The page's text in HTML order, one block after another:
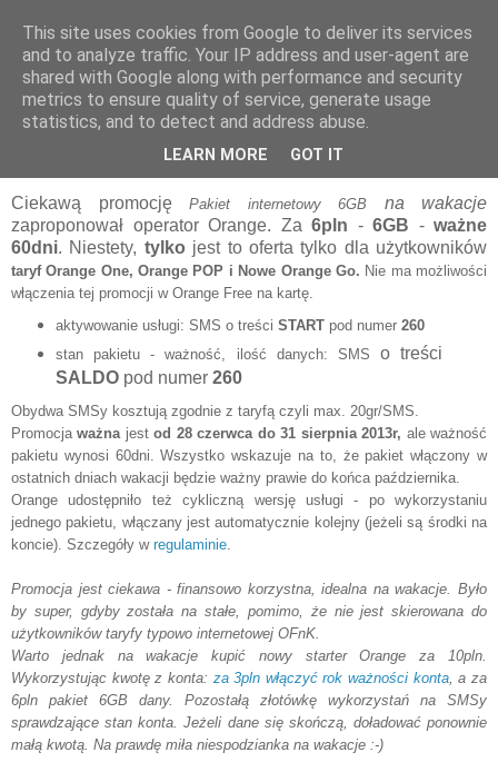
internet na kartę
piątek, 28 czerwca 2013
Orange na wakacje 2013
Ciekawą promocję Pakiet internetowy 6GB na wakacje
zaproponował operator Orange. Za 6pln - 6GB - ważne
60dni. Niestety, tylko jest to oferta tylko dla użytkowników
taryf Orange One, Orange POP i Nowe Orange Go. Nie ma możliwości
włączenia tej promocji w Orange Free na kartę.
aktywowanie usługi: SMS o treści START pod numer 260
stan pakietu - ważność, ilość danych: SMSo treści
SALDO pod numer 260
Obydwa SMSy kosztują zgodnie z taryfą czyli max. 20gr/SMS.
Promocjaważna jestod 28 czerwca do 31 sierpnia 2013r, ale ważność
pakietu wynosi 60dni. Wszystko wskazuje na to, że pakiet włączony w
ostatnich dniach wakacji będzie ważny prawie do końca października.
Orange udostępniło też cykliczną wersję usługi - po wykorzystaniu
jednego pakietu, włączany jest automatycznie kolejny (jeżeli są środki na
koncie). Szczegóły w regulaminie
Promocja jest ciekawa - finansowo korzystna, idealna na wakacje. Było
by super, gdyby została na stałe, pomimo, że nie jest skierowana do
użytkowników taryfy typowo internetowej OFnK.
Warto jednak na wakacje kupić nowy starter Orange za 10pln.
Wykorzystując kwotę z konta: za 3pln włączyć rok ważności konta, a za
6pln pakiet 6GB dany. Pozostałą złotówkę wykorzystań na SMSy
sprawdzające stan konta. Jeżeli dane się skończą, doładować ponownie
małą kwotą. Na prawdę miła niespodzianka na wakacje :-)
This site uses cookies from Google to deliver its services
and to analyze traffic. Your IP address and user-agent are
shared with Google along with performance and security
metrics to ensure quality of service, generate usage
statistics, and to detect and address abuse.
LEARN MORE GOT IT